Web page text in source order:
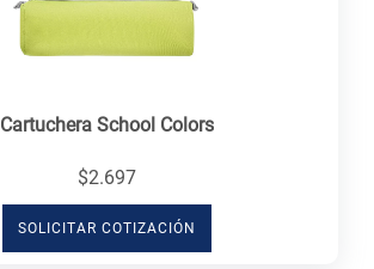
Cartuchera School Colors
$2.697
SOLICITAR COTIZACIÓN